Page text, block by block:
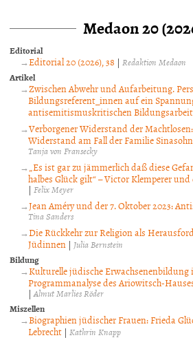
Medaon 20
Editorial
Editorial 20 (2026), 38 |Redaktion Medaon
Artikel
Zwischen Abwehr und Aufarbeitung.
Bildungsreferent_innen auf ein
antisemitismuskritischen Bildungsarbeit
Verborgener Widerstand der
Widerstand am Fall der Familie
Tanja von Fransecky
„Es ist gar zu jämmerlich daß diese
halbes Glück gilt“ – Victor Klemperer
| Felix Meyer
Jean Améry und der 7. Oktober 2023:
Tina Sanders
Die Rückkehr zur Religion als
Jüdinnen | Julia Bernstein
Bildung
Kulturelle jüdische Erwachsenenbildung
Programmanalyse des Ariowitsch-
|Almut Marlies Röder
Miszellen
Biographien jüdischer Frauen: Frieda
Lebrecht | Kathrin Knapp